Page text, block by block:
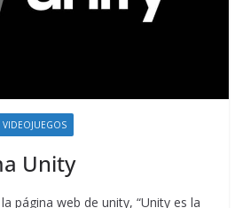
VIDEOJUEGOS
Unity
página web de unity, “Unity es la